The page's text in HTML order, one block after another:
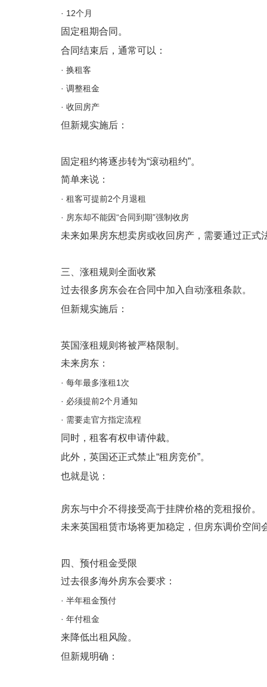
· 12个月
固定租期合同。
合同结束后，通常可以：
· 换租客
· 调整租金
· 收回房产
但新规实施后：
固定租约将逐步转为“滚动租约”。
简单来说：
· 租客可提前2个月退租
· 房东却不能因“合同到期”强制收房
未来如果房东想卖房或收回房产，需要通过正式
三、涨租规则全面收紧
过去很多房东会在合同中加入自动涨租条款。
但新规实施后：
英国涨租规则将被严格限制。
未来房东：
· 每年最多涨租1次
· 必须提前2个月通知
· 需要走官方指定流程
同时，租客有权申请仲裁。
此外，英国还正式禁止“租房竞价”。
也就是说：
房东与中介不得接受高于挂牌价格的竞租报价。
未来英国租赁市场将更加稳定，但房东调价空间
四、预付租金受限
过去很多海外房东会要求：
· 半年租金预付
· 年付租金
来降低出租风险。
但新规明确：